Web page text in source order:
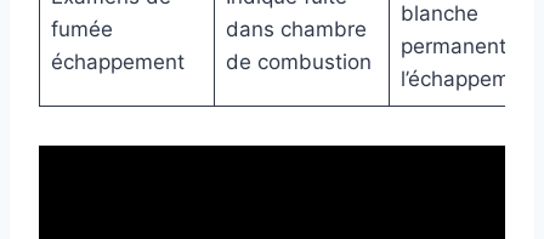
fumée
échappement
dans chambre
de combustion
blanche
permanente à
l’échappement